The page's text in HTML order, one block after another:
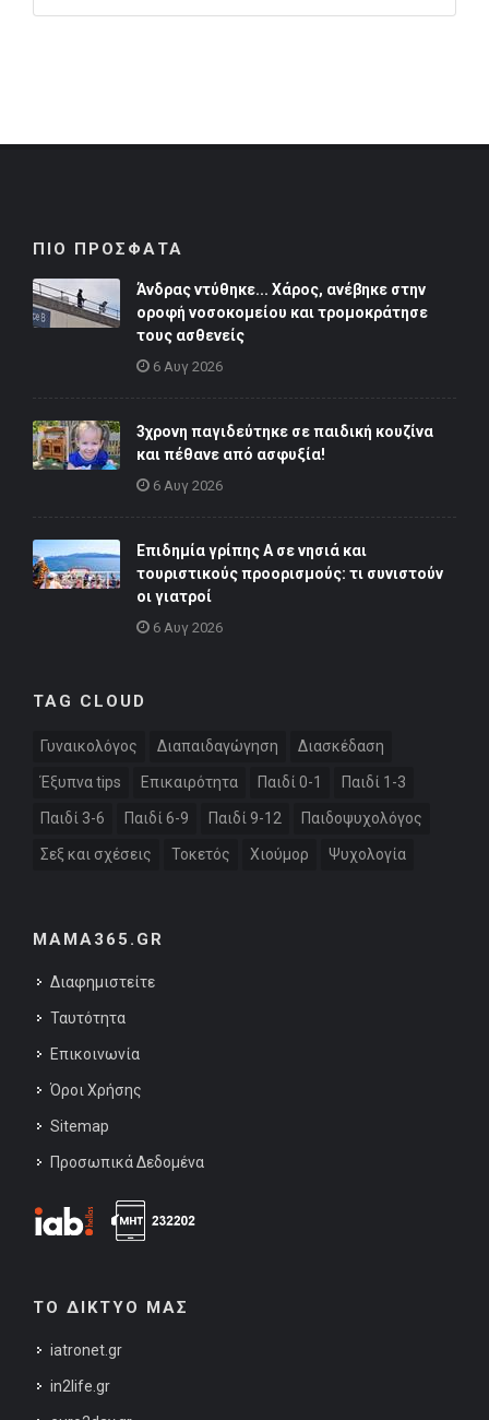
ΠΙΟ ΠΡΟΣΦΑΤΑ
Άνδρας ντύθηκε... Χάρος, ανέβηκε στην
οροφή νοσοκομείου και τρομοκράτησε
τους ασθενείς
6 Αυγ 2026
3χρονη παγιδεύτηκε σε παιδική κουζίνα
και πέθανε από ασφυξία!
6 Αυγ 2026
Επιδημία γρίπης Α σε νησιά και
τουριστικούς προορισμούς: τι συνιστούν
οι γιατροί
6 Αυγ 2026
TAG CLOUD
Γυναικολόγος Διαπαιδαγώγηση Διασκέδαση
Έξυπνα tips Επικαιρότητα Παιδί 0-1 Παιδί 1-3
Παιδί 3-6 Παιδί 6-9 Παιδί 9-12 Παιδοψυχολόγος
Σεξ και σχέσεις Τοκετός Χιούμορ Ψυχολογία
MAMA365.GR
Διαφημιστείτε
Ταυτότητα
Επικοινωνία
Όροι Χρήσης
Sitemap
Προσωπικά Δεδομένα
ΤΟ ΔΙΚΤΥΟ ΜΑΣ
iatronet.gr
in2life.gr